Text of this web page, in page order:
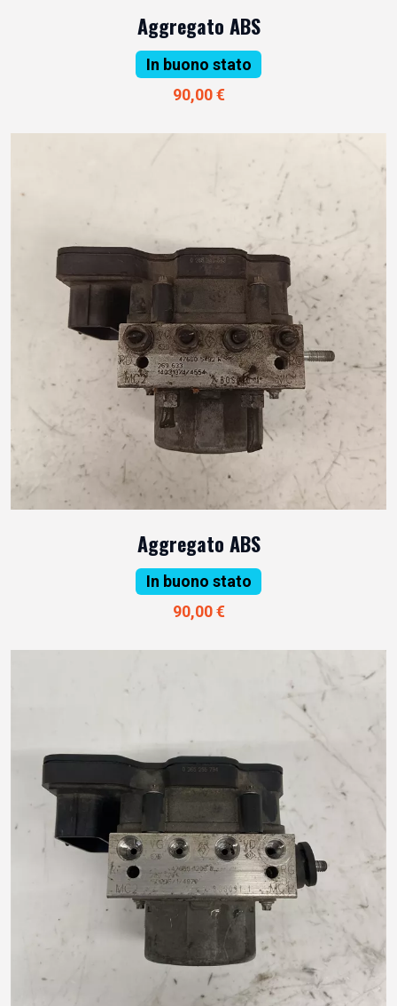
Aggregato ABS
In buono stato
90,00 €
Aggregato ABS
In buono stato
90,00 €